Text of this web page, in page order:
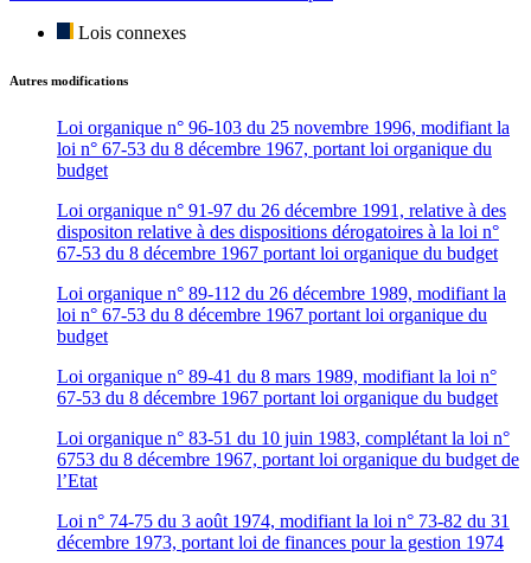
Lois connexes
Autres modifications
Loi organique n° 96-103 du 25 novembre 1996, modifiant la
loi n° 67-53 du 8 décembre 1967, portant loi organique du
budget
Loi organique n° 91-97 du 26 décembre 1991, relative à des
dispositon relative à des dispositions dérogatoires à la loi n°
67-53 du 8 décembre 1967 portant loi organique du budget
Loi organique n° 89-112 du 26 décembre 1989, modifiant la
loi n° 67-53 du 8 décembre 1967 portant loi organique du
budget
Loi organique n° 89-41 du 8 mars 1989, modifiant la loi n°
67-53 du 8 décembre 1967 portant loi organique du budget
Loi organique n° 83-51 du 10 juin 1983, complétant la loi n°
6753 du 8 décembre 1967, portant loi organique du budget de
l’Etat
Loi n° 74-75 du 3 août 1974, modifiant la loi n° 73-82 du 31
décembre 1973, portant loi de finances pour la gestion 1974